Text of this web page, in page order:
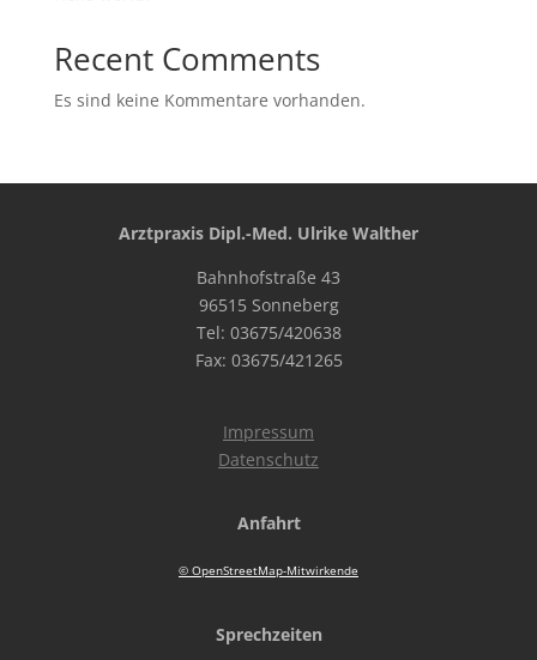
Recent Comments
Es sind keine Kommentare vorhanden.
Arztpraxis Dipl.-Med. Ulrike Walther
Bahnhofstraße 43
96515 Sonneberg
Tel: 03675/420638
Fax: 03675/421265
Impressum
Datenschutz
Anfahrt
© OpenStreetMap-Mitwirkende
Sprechzeiten